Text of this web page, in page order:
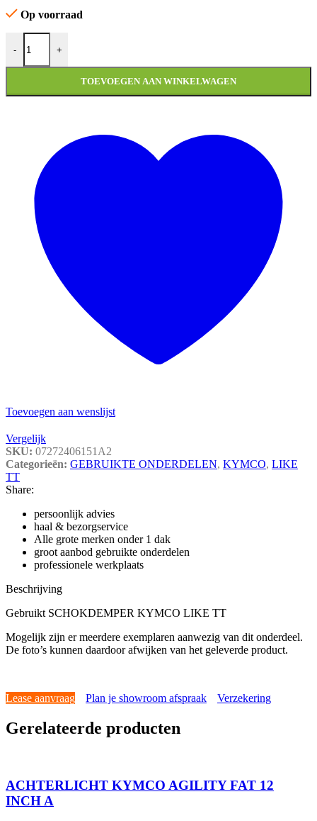
Op voorraad
-
SCHOKDEMPER KYMCO LIKE TT aantal
+
TOEVOEGEN AAN WINKELWAGEN
Toevoegen aan wenslijst
Vergelijk
SKU: 07272406151A2
Categorieën: GEBRUIKTE ONDERDELEN, KYMCO, LIKE
TT
Share:
persoonlijk advies
haal & bezorgservice
Alle grote merken onder 1 dak
groot aanbod gebruikte onderdelen
professionele werkplaats
Beschrijving
Gebruikt SCHOKDEMPER KYMCO LIKE TT
Mogelijk zijn er meerdere exemplaren aanwezig van dit onderdeel.
De foto’s kunnen daardoor afwijken van het geleverde product.
Lease aanvraag Plan je showroom afspraak Verzekering
Gerelateerde producten
ACHTERLICHT KYMCO AGILITY FAT 12
INCH A